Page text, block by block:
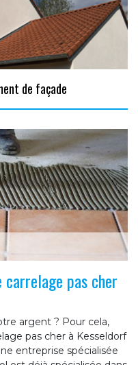
de façade
carrelage pas cher
argent ? Pour cela,
pas cher à Kesseldorf
entreprise spécialisée